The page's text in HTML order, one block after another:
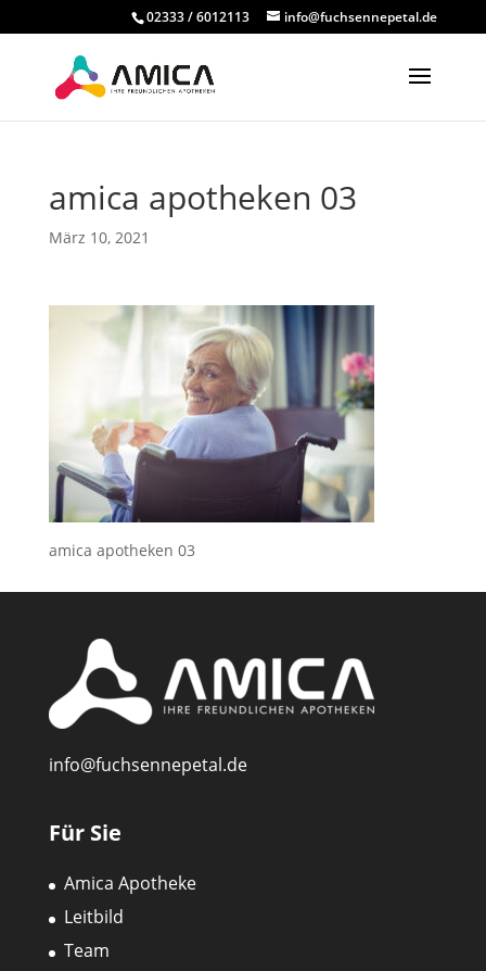
02333 / 6012113 info@fuchsennepetal.de
amica apotheken 03
März 10, 2021
amica apotheken 03
info@fuchsennepetal.de
Für Sie
Amica Apotheke
Leitbild
Team